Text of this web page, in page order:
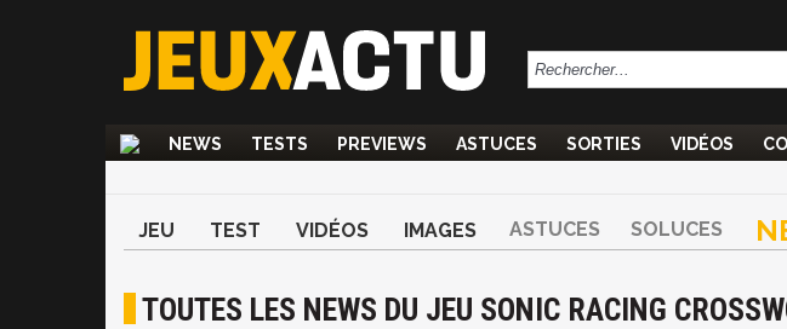
NEWS TESTS PREVIEWS ASTUCES SORTIES VIDÉOS
JEU TEST VIDÉOS IMAGES ASTUCES SOLUCES
TOUTES LES NEWS DU JEU SONIC RACING